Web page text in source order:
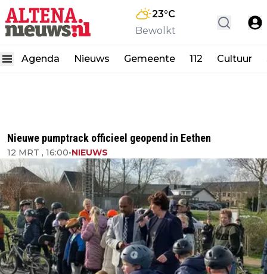
23°C
Bewolkt
Agenda Nieuws Gemeente 112 Cultuur
Nieuwe pumptrack officieel geopend in Eethen
12 MRT , 16:00•NIEUWS